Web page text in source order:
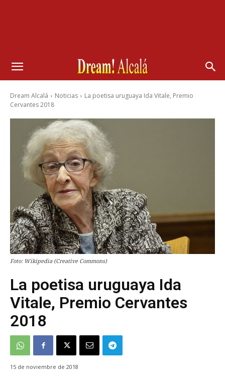
Dream Alcalá Noticias
La poetisa uruguaya Ida Vitale, Premio
Cervantes 2018
Foto: Wikipedia (Creative Commons)
La poetisa uruguaya Ida
Vitale, Premio Cervantes
2018
15 de noviembre de 2018